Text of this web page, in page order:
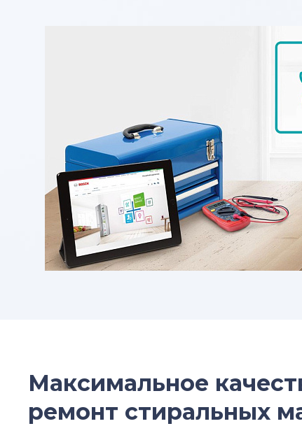
Максимальное
ремонт стиральных